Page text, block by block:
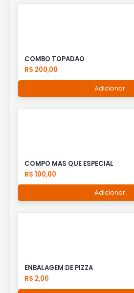
COMBO TOPADAO
R$ 200,00
Adicionar
COMPO MAS QUE ESPECIAL
R$ 100,00
Adicionar
ENBALAGEM DE PIZZA
R$ 2,00